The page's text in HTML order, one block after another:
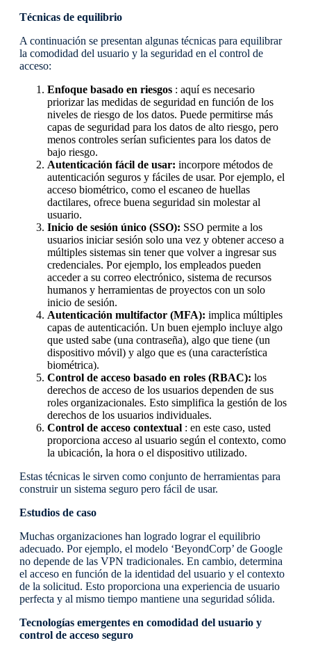
Técnicas de equilibrio
A continuación se presentan algunas técnicas para equilibrar
la comodidad del usuario y la seguridad en el control de
acceso:
Enfoque basado en riesgos : aquí es necesario
priorizar las medidas de seguridad en función de los
niveles de riesgo de los datos. Puede permitirse más
capas de seguridad para los datos de alto riesgo, pero
menos controles serían suficientes para los datos de
bajo riesgo.
Autenticación fácil de usar: incorpore métodos de
autenticación seguros y fáciles de usar. Por ejemplo, el
acceso biométrico, como el escaneo de huellas
dactilares, ofrece buena seguridad sin molestar al
usuario.
Inicio de sesión único (SSO): SSO permite a los
usuarios iniciar sesión solo una vez y obtener acceso a
múltiples sistemas sin tener que volver a ingresar sus
credenciales. Por ejemplo, los empleados pueden
acceder a su correo electrónico, sistema de recursos
humanos y herramientas de proyectos con un solo
inicio de sesión.
Autenticación multifactor (MFA): implica múltiples
capas de autenticación. Un buen ejemplo incluye algo
que usted sabe (una contraseña), algo que tiene (un
dispositivo móvil) y algo que es (una característica
biométrica).
Control de acceso basado en roles (RBAC): los
derechos de acceso de los usuarios dependen de sus
roles organizacionales. Esto simplifica la gestión de los
derechos de los usuarios individuales.
Control de acceso contextual : en este caso, usted
proporciona acceso al usuario según el contexto, como
la ubicación, la hora o el dispositivo utilizado.
Estas técnicas le sirven como conjunto de herramientas para
construir un sistema seguro pero fácil de usar.
Estudios de caso
Muchas organizaciones han logrado lograr el equilibrio
adecuado. Por ejemplo, el modelo ‘BeyondCorp’ de Google
no depende de las VPN tradicionales. En cambio, determina
el acceso en función de la identidad del usuario y el contexto
de la solicitud. Esto proporciona una experiencia de usuario
perfecta y al mismo tiempo mantiene una seguridad sólida.
Tecnologías emergentes en comodidad del usuario y
control de acceso seguro